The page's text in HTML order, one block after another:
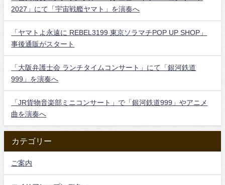
2027」にて「宇宙戦艦ヤマト」を演奏へ
「ヤマトよ永遠に REBEL3199 東京ソラマチPOP UP SHOP」
事後通販がスタート
「大阪弁護士会 ランチタイムコンサート」にて「銀河鉄道
999」を演奏へ
「JR貨物音楽部ミニコンサート」で「銀河鉄道999」やアニメ
曲を演奏へ
カテゴリー
ご案内